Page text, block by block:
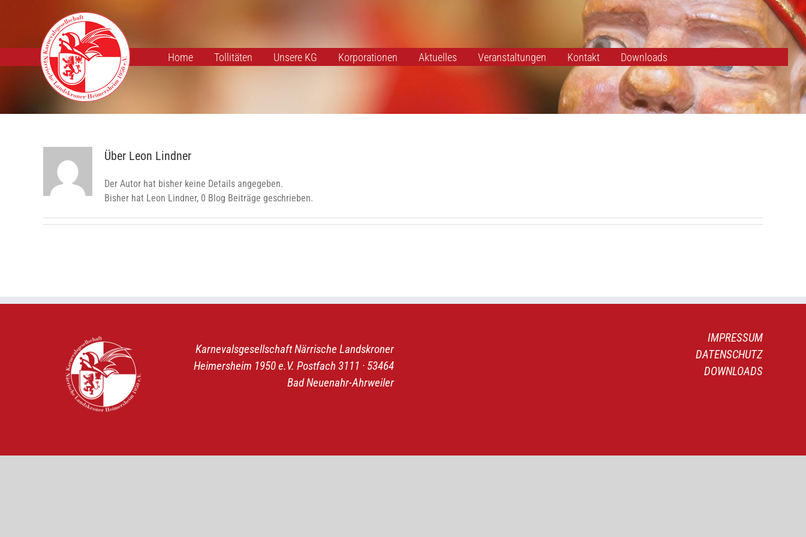
Home Tollitäten Unsere KG Korporationen Aktuelles Veranstaltungen Kontakt Downloads
Über Leon Lindner
Der Autor hat bisher keine Details angegeben.
Bisher hat Leon Lindner, 0 Blog Beiträge geschrieben.
Karnevalsgesellschaft Närrische Landskroner
Heimersheim 1950 e.V. Postfach 3111 · 53464
Bad Neuenahr-Ahrweiler
IMPRESSUM
DATENSCHUTZ
DOWNLOADS